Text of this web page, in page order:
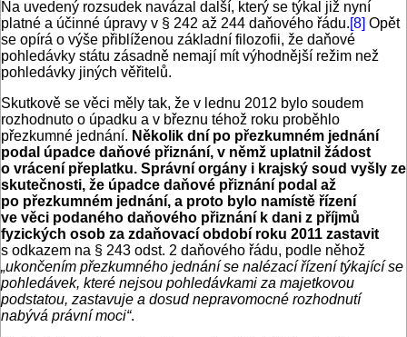
Na uvedený rozsudek navázal další, který se týkal již nyní
platné a účinné úpravy v § 242 až 244 daňového řádu.[8] Opět
se opírá o výše přiblíženou základní filozofii, že daňové
pohledávky státu zásadně nemají mít výhodnější režim než
pohledávky jiných věřitelů.
Skutkově se věci měly tak, že v lednu 2012 bylo soudem
rozhodnuto o úpadku a v březnu téhož roku proběhlo
přezkumné jednání. Několik dní po přezkumném jednání
podal úpadce daňové přiznání, v němž uplatnil žádost
o vrácení přeplatku. Správní orgány i krajský soud vyšly ze
skutečnosti, že úpadce daňové přiznání podal až
po přezkumném jednání, a proto bylo namístě řízení
ve věci podaného daňového přiznání k dani z příjmů
fyzických osob za zdaňovací období roku 2011 zastavit
s odkazem na § 243 odst. 2 daňového řádu, podle něhož
„ukončením přezkumného jednání se nalézací řízení týkající se
pohledávek, které nejsou pohledávkami za majetkovou
podstatou, zastavuje a dosud nepravomocné rozhodnutí
nabývá právní moci“.